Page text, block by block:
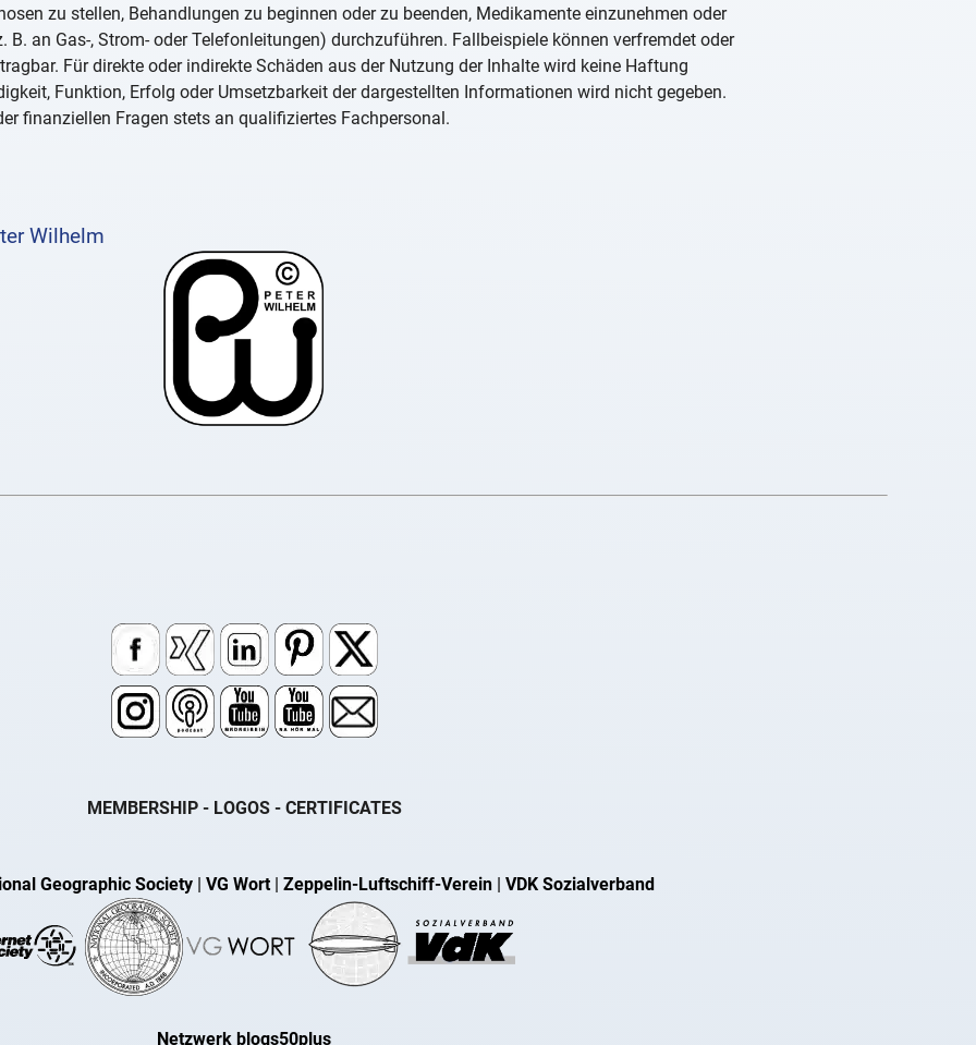
zu stellen, Behandlungen zu beginnen oder zu beenden, Medikamente einzunehmen oder
an Gas-, Strom- oder Telefonleitungen) durchzuführen. Fallbeispiele können verfremdet oder
Für direkte oder indirekte Schäden aus der Nutzung der Inhalte wird keine Haftung
Funktion, Erfolg oder Umsetzbarkeit der dargestellten Informationen wird nicht gegeben.
finanziellen Fragen stets an qualifiziertes Fachpersonal.
Wilhelm
MEMBERSHIP - LOGOS - CERTIFICATES
Geographic Society | VG Wort| Zeppelin-Luftschiff-Verein | VDK Sozialverband
Netzwerk blogs50plus